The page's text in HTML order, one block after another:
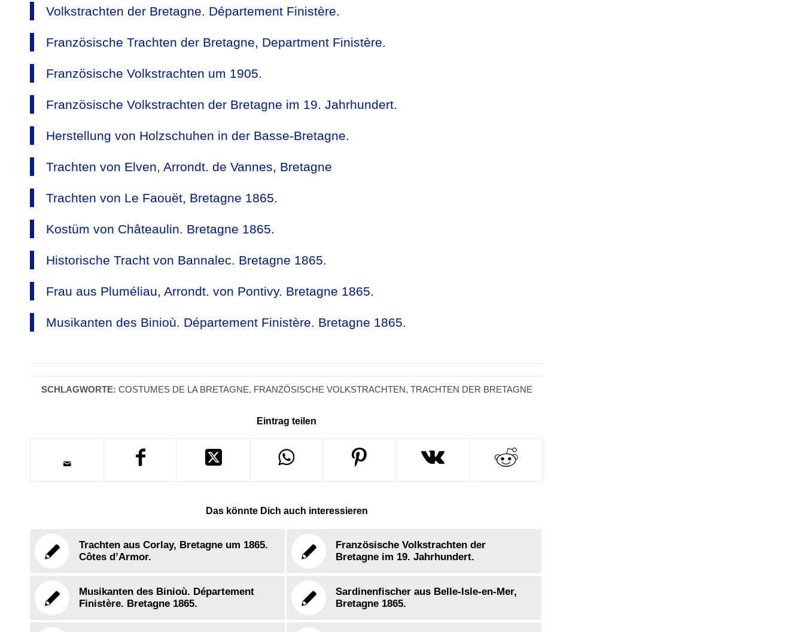
Volkstrachten der Bretagne. Département Finistère.
Französische Trachten der Bretagne, Department Finistère.
Französische Volkstrachten um 1905.
Französische Volkstrachten der Bretagne im 19. Jahrhundert.
Herstellung von Holzschuhen in der Basse-Bretagne.
Trachten von Elven, Arrondt. de Vannes, Bretagne
Trachten von Le Faouët, Bretagne 1865.
Kostüm von Châteaulin. Bretagne 1865.
Historische Tracht von Bannalec. Bretagne 1865.
Frau aus Pluméliau, Arrondt. von Pontivy. Bretagne 1865.
Musikanten des Binioù. Département Finistère. Bretagne 1865.
SCHLAGWORTE: COSTUMES DE LA BRETAGNE, FRANZÖSISCHE VOLKSTRACHTEN, TRACHTEN DER BRETAGNE
Eintrag teilen
Das könnte Dich auch interessieren
Trachten aus Corlay, Bretagne um 1865.
Côtes d’Armor.
Französische Volkstrachten der
Bretagne im 19. Jahrhundert.
Musikanten des Binioù. Département
Finistère. Bretagne 1865.
Sardinenfischer aus Belle-Isle-en-Mer,
Bretagne 1865.